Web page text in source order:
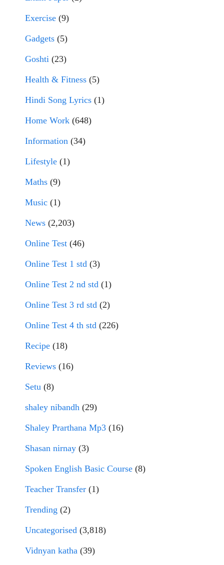
Exercise (9)
Gadgets (5)
Goshti (23)
Health & Fitness (5)
Hindi Song Lyrics (1)
Home Work (648)
Information (34)
Lifestyle (1)
Maths (9)
Music (1)
News (2,203)
Online Test (46)
Online Test 1 std (3)
Online Test 2 nd std (1)
Online Test 3 rd std (2)
Online Test 4 th std (226)
Recipe (18)
Reviews (16)
Setu (8)
shaley nibandh (29)
Shaley Prarthana Mp3 (16)
Shasan nirnay (3)
Spoken English Basic Course (8)
Teacher Transfer (1)
Trending (2)
Uncategorised (3,818)
Vidnyan katha (39)